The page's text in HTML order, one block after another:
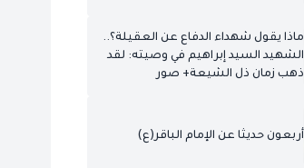
ماذا يقول شهداء الدفاع عن العقيلة؟..
الشهيد السيد إبراهيم في وصيته: لقد
ذهب زمان ذل الشيعة+ صور
أربعون حديثا عن الإمام الباقر(ع)